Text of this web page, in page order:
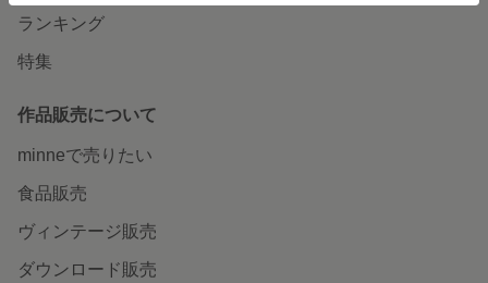
ランキング
特集
作品販売について
minneで売りたい
食品販売
ヴィンテージ販売
ダウンロード販売